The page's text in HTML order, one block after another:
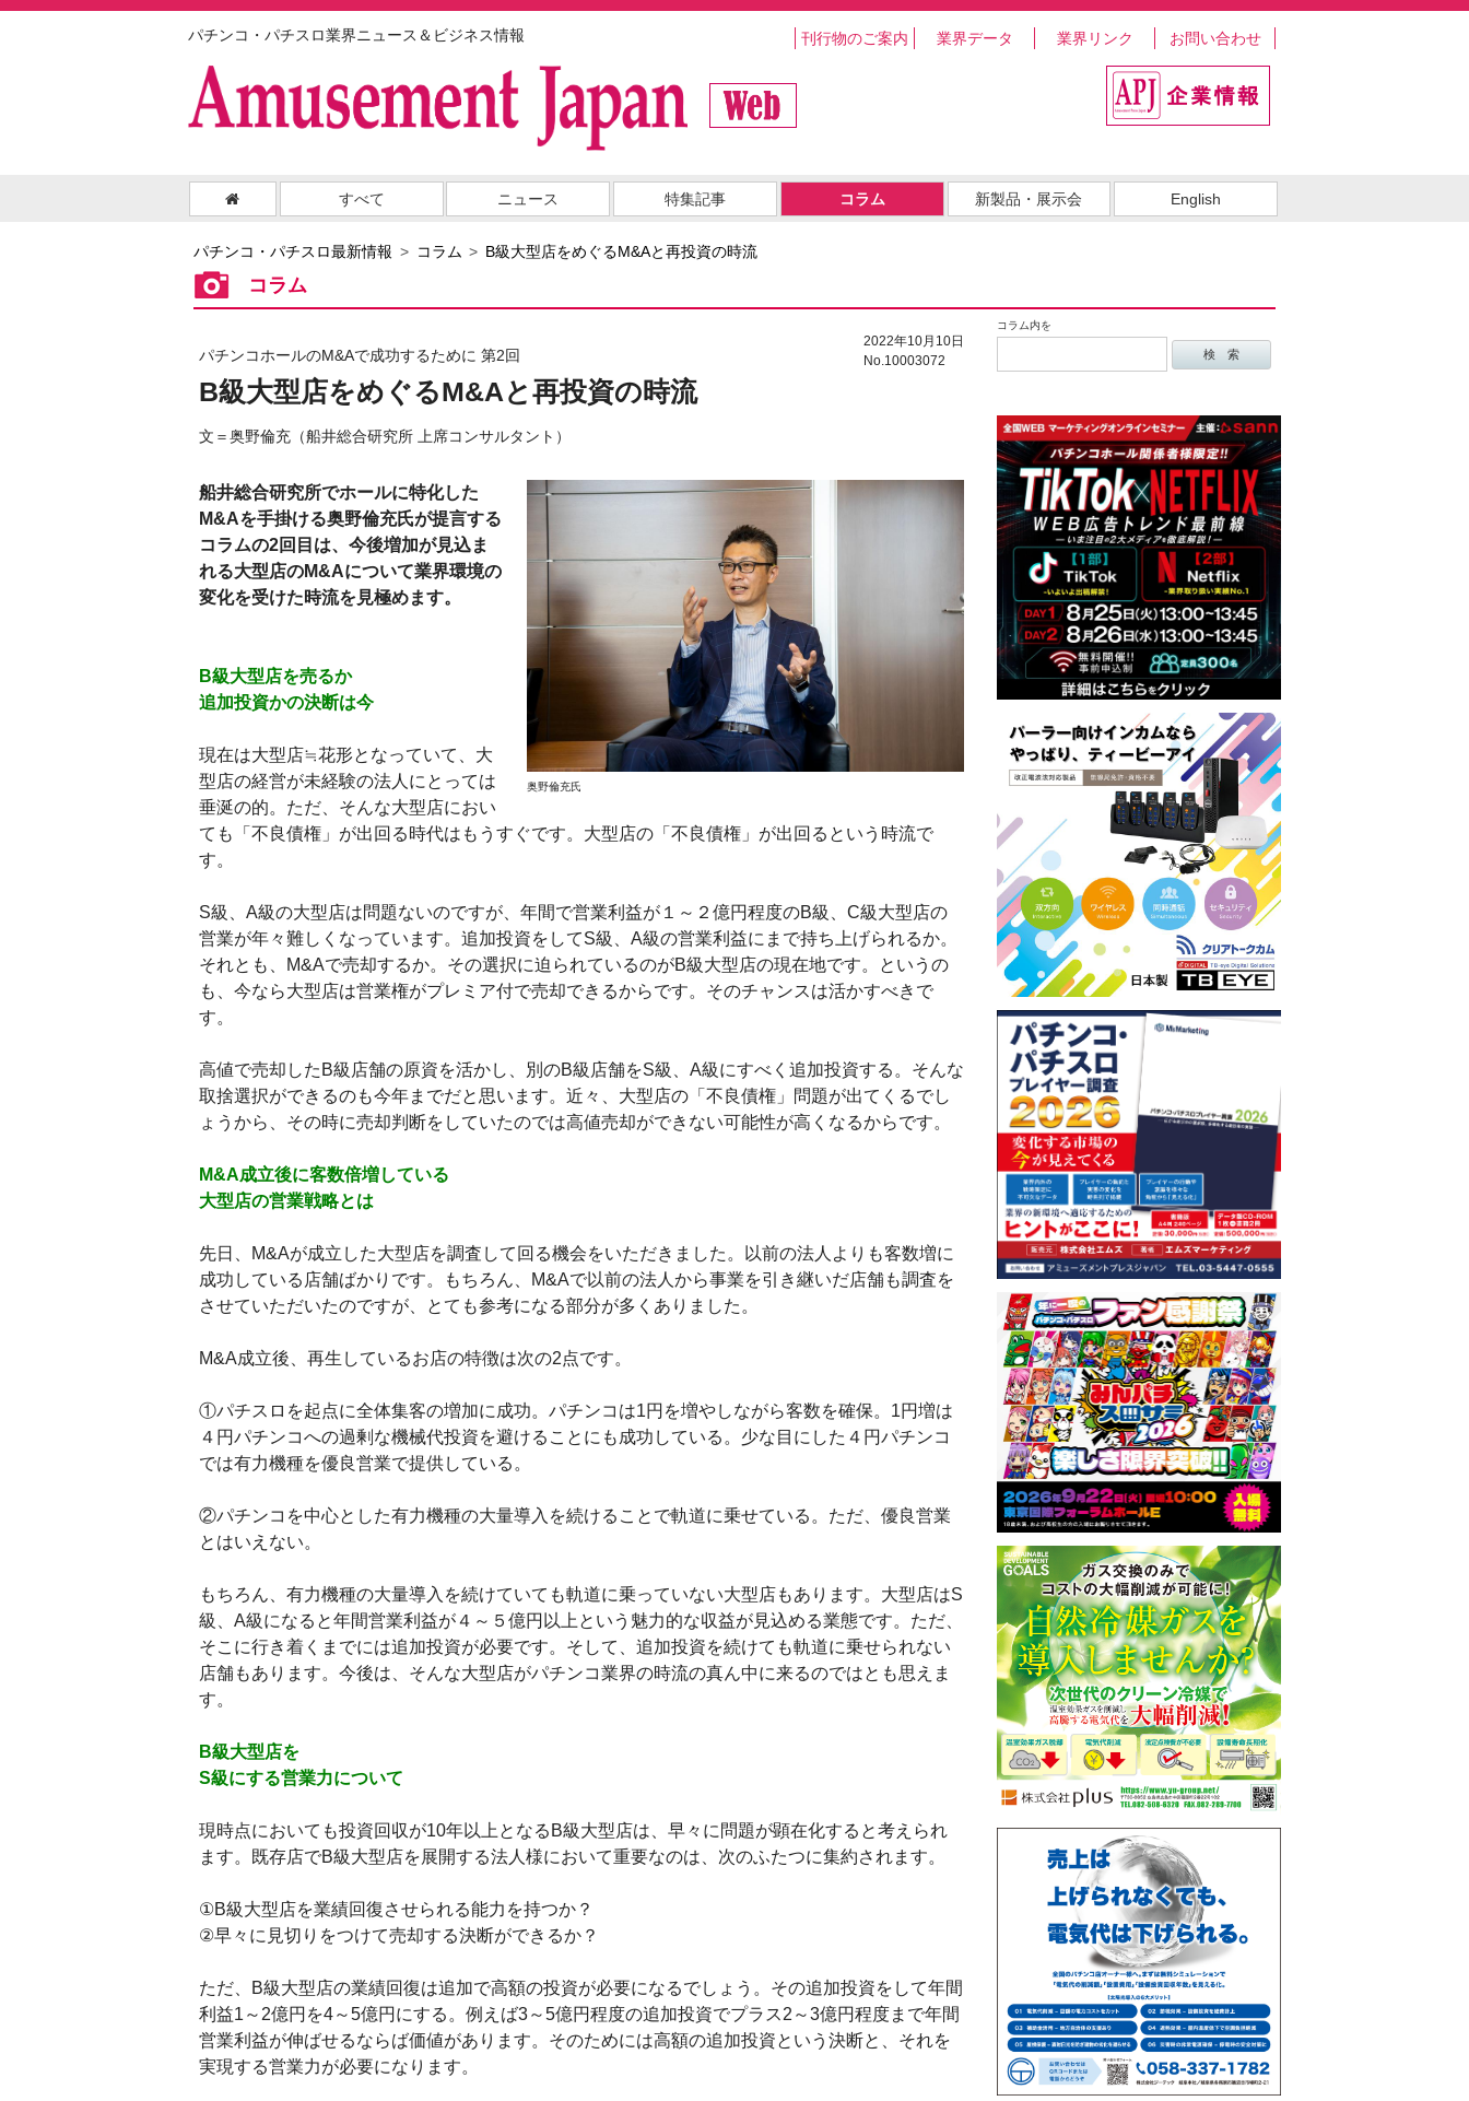
パチンコ・パチスロ業界ニュース＆ビジネス情報 刊行物のご案内 業界データ 業界リンク お問い合わせ
すべて ニュース 特集記事 コラム 新製品・展示会 English
パチンコ・パチスロ最新情報 コラム B級大型店をめぐるM&Aと再投資の時流
コラム
コラム内を
2022年10月10日
No.10003072
パチンコホールのM&Aで成功するために 第2回
B級大型店をめぐるM&Aと再投資の時流
文＝奥野倫充（船井総合研究所 上席コンサルタント）
奥野倫充氏
船井総合研究所でホールに特化した
M&Aを手掛ける奥野倫充氏が提言する
コラムの2回目は、今後増加が見込ま
れる大型店のM&Aについて業界環境の
変化を受けた時流を見極めます。
B級大型店を売るか
追加投資かの決断は今
現在は大型店≒花形となっていて、大
型店の経営が未経験の法人にとっては
垂涎の的。ただ、そんな大型店におい
ても「不良債権」が出回る時代はもうすぐです。大型店の「不良債権」が出回るという時流で
す。
S級、A級の大型店は問題ないのですが、年間で営業利益が１～２億円程度のB級、C級大型店の
営業が年々難しくなっています。追加投資をしてS級、A級の営業利益にまで持ち上げられるか。
それとも、M&Aで売却するか。その選択に迫られているのがB級大型店の現在地です。というの
も、今なら大型店は営業権がプレミア付で売却できるからです。そのチャンスは活かすべきで
す。
高値で売却したB級店舗の原資を活かし、別のB級店舗をS級、A級にすべく追加投資する。そんな
取捨選択ができるのも今年までだと思います。近々、大型店の「不良債権」問題が出てくるでし
ょうから、その時に売却判断をしていたのでは高値売却ができない可能性が高くなるからです。
M&A成立後に客数倍増している
大型店の営業戦略とは
先日、M&Aが成立した大型店を調査して回る機会をいただきました。以前の法人よりも客数増に
成功している店舗ばかりです。もちろん、M&Aで以前の法人から事業を引き継いだ店舗も調査を
させていただいたのですが、とても参考になる部分が多くありました。
M&A成立後、再生しているお店の特徴は次の2点です。
①パチスロを起点に全体集客の増加に成功。パチンコは1円を増やしながら客数を確保。1円増は
４円パチンコへの過剰な機械代投資を避けることにも成功している。少な目にした４円パチンコ
では有力機種を優良営業で提供している。
②パチンコを中心とした有力機種の大量導入を続けることで軌道に乗せている。ただ、優良営業
とはいえない。
もちろん、有力機種の大量導入を続けていても軌道に乗っていない大型店もあります。大型店はS
級、A級になると年間営業利益が４～５億円以上という魅力的な収益が見込める業態です。ただ、
そこに行き着くまでには追加投資が必要です。そして、追加投資を続けても軌道に乗せられない
店舗もあります。今後は、そんな大型店がパチンコ業界の時流の真ん中に来るのではとも思えま
す。
B級大型店を
S級にする営業力について
現時点においても投資回収が10年以上となるB級大型店は、早々に問題が顕在化すると考えられ
ます。既存店でB級大型店を展開する法人様において重要なのは、次のふたつに集約されます。
①B級大型店を業績回復させられる能力を持つか？
②早々に見切りをつけて売却する決断ができるか？
ただ、B級大型店の業績回復は追加で高額の投資が必要になるでしょう。その追加投資をして年間
利益1～2億円を4～5億円にする。例えば3～5億円程度の追加投資でプラス2～3億円程度まで年間
営業利益が伸ばせるならば価値があります。そのためには高額の追加投資という決断と、それを
実現する営業力が必要になります。